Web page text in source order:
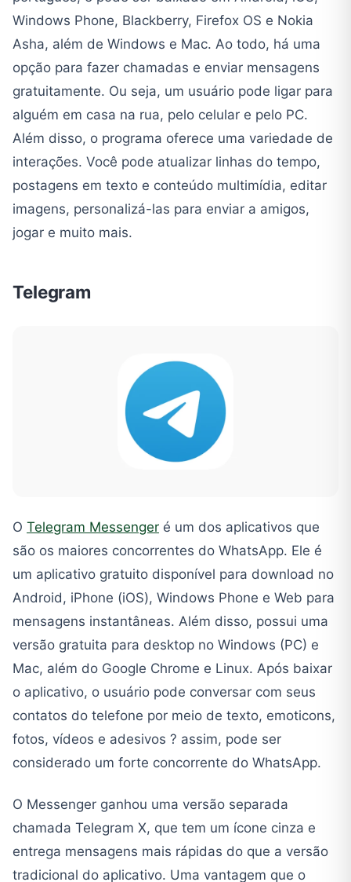
Windows Phone, Blackberry, Firefox OS e Nokia
Asha, além de Windows e Mac. Ao todo, há uma
opção para fazer chamadas e enviar mensagens
gratuitamente. Ou seja, um usuário pode ligar para
alguém em casa na rua, pelo celular e pelo PC.
Além disso, o programa oferece uma variedade de
interações. Você pode atualizar linhas do tempo,
postagens em texto e conteúdo multimídia, editar
imagens, personalizá-las para enviar a amigos,
jogar e muito mais.
Telegram
O Telegram Messenger é um dos aplicativos que
são os maiores concorrentes do WhatsApp. Ele é
um aplicativo gratuito disponível para download no
Android, iPhone (iOS), Windows Phone e Web para
mensagens instantâneas. Além disso, possui uma
versão gratuita para desktop no Windows (PC) e
Mac, além do Google Chrome e Linux. Após baixar
o aplicativo, o usuário pode conversar com seus
contatos do telefone por meio de texto, emoticons,
fotos, vídeos e adesivos ? assim, pode ser
considerado um forte concorrente do WhatsApp.
O Messenger ganhou uma versão separada
chamada Telegram X, que tem um ícone cinza e
entrega mensagens mais rápidas do que a versão
tradicional do aplicativo. Uma vantagem que o